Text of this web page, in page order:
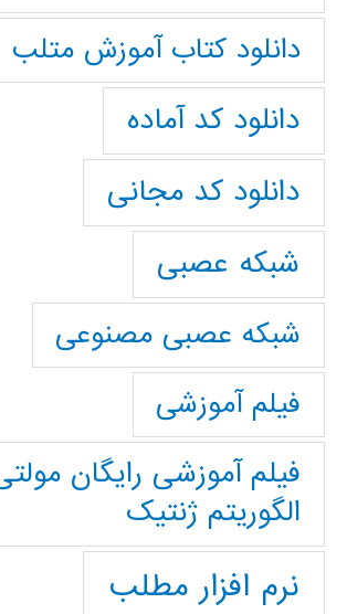
دانلود کتاب آموزش متلب
دانلود کد آماده
دانلود کد مجانی
شبکه عصبی
شبکه عصبی مصنوعی
فیلم آموزشی
فیلم آموزشی رایگان
الگوریتم ژنتیک
نرم افزار مطلب